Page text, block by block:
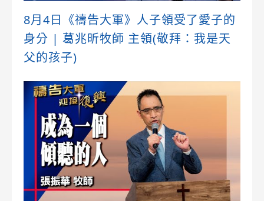
8月4日《禱告大軍》人子領受了愛子的
身分 | 葛兆昕牧師 主領(敬拜：我是天
父的孩子)